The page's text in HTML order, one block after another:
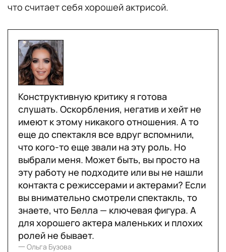
что считает себя хорошей актрисой.
Конструктивную критику я готова
слушать. Оскорбления, негатив и хейт не
имеют к этому никакого отношения. А то
еще до спектакля все вдруг вспомнили,
что кого-то еще звали на эту роль. Но
выбрали меня. Может быть, вы просто на
эту работу не подходите или вы не нашли
контакта с режиссерами и актерами? Если
вы внимательно смотрели спектакль, то
знаете, что Белла — ключевая фигура. А
для хорошего актера маленьких и плохих
ролей не бывает.
一 Ольга Бузова